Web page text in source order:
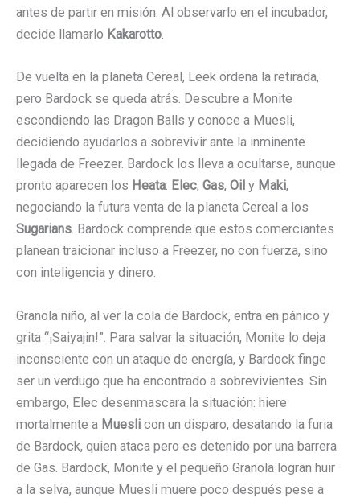
antes de partir en misión. Al observarlo en el incubador,
decide llamarlo Kakarotto.
De vuelta en la planeta Cereal, Leek ordena la retirada,
pero Bardock se queda atrás. Descubre a Monite
escondiendo las Dragon Balls y conoce a Muesli,
decidiendo ayudarlos a sobrevivir ante la inminente
llegada de Freezer. Bardock los lleva a ocultarse, aunque
pronto aparecen los Heata: Elec, Gas, Oil y Maki,
negociando la futura venta de la planeta Cereal a los
Sugarians. Bardock comprende que estos comerciantes
planean traicionar incluso a Freezer, no con fuerza, sino
con inteligencia y dinero.
Granola niño, al ver la cola de Bardock, entra en pánico y
grita “¡Saiyajin!”. Para salvar la situación, Monite lo deja
inconsciente con un ataque de energía, y Bardock finge
ser un verdugo que ha encontrado a sobrevivientes. Sin
embargo, Elec desenmascara la situación: hiere
mortalmente a Muesli con un disparo, desatando la furia
de Bardock, quien ataca pero es detenido por una barrera
de Gas. Bardock, Monite y el pequeño Granola logran huir
a la selva, aunque Muesli muere poco después pese a